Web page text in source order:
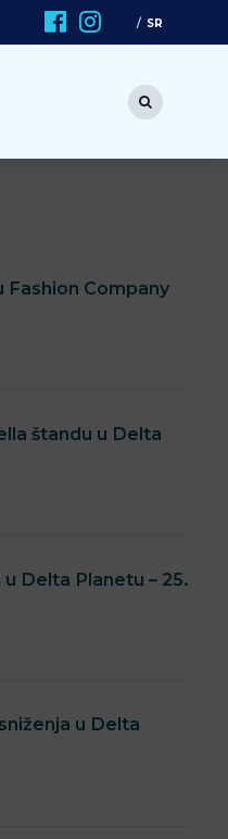
SR
Fashion Company
štandu u Delta
Delta Planetu – 25.
u Delta